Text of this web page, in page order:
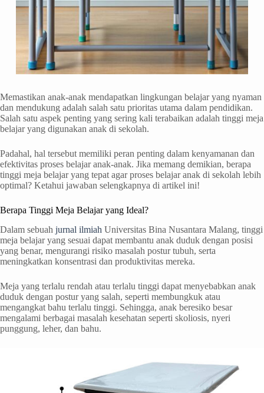
Memastikan anak-anak mendapatkan lingkungan belajar yang nyaman
dan mendukung adalah salah satu prioritas utama dalam pendidikan.
Salah satu aspek penting yang sering kali terabaikan adalah tinggi meja
belajar yang digunakan anak di sekolah.
Padahal, hal tersebut memiliki peran penting dalam kenyamanan dan
efektivitas proses belajar anak-anak. Jika memang demikian, berapa
tinggi meja belajar yang tepat agar proses belajar anak di sekolah lebih
optimal? Ketahui jawaban selengkapnya di artikel ini!
Berapa Tinggi Meja Belajar yang Ideal?
Dalam sebuah jurnal ilmiah Universitas Bina Nusantara Malang, tinggi
meja belajar yang sesuai dapat membantu anak duduk dengan posisi
yang benar, mengurangi risiko masalah postur tubuh, serta
meningkatkan konsentrasi dan produktivitas mereka.
Meja yang terlalu rendah atau terlalu tinggi dapat menyebabkan anak
duduk dengan postur yang salah, seperti membungkuk atau
mengangkat bahu terlalu tinggi. Sehingga, anak beresiko besar
mengalami berbagai masalah kesehatan seperti skoliosis, nyeri
punggung, leher, dan bahu.